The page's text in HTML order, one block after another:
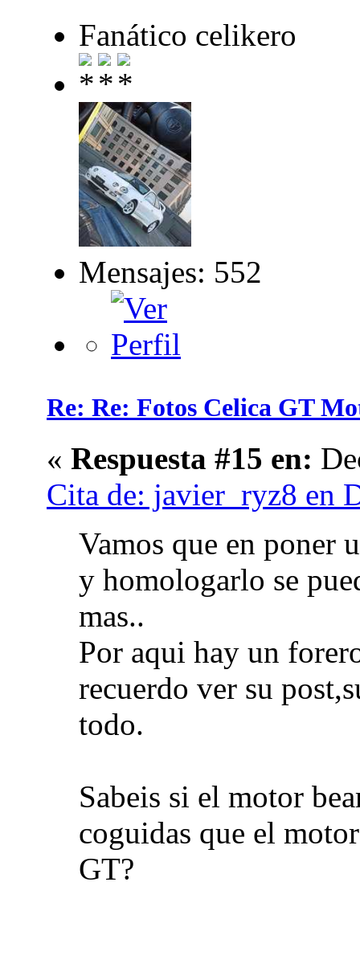
Fanático celikero
Mensajes: 552
Re: Re: Fotos Celica GT
« Respuesta #15 en:
Cita de: javier_ryz8 en
Vamos que en poner
y homologarlo se
mas..
Por aqui hay un
recuerdo ver su
todo.
Sabeis si el motor
coguidas que el
GT?